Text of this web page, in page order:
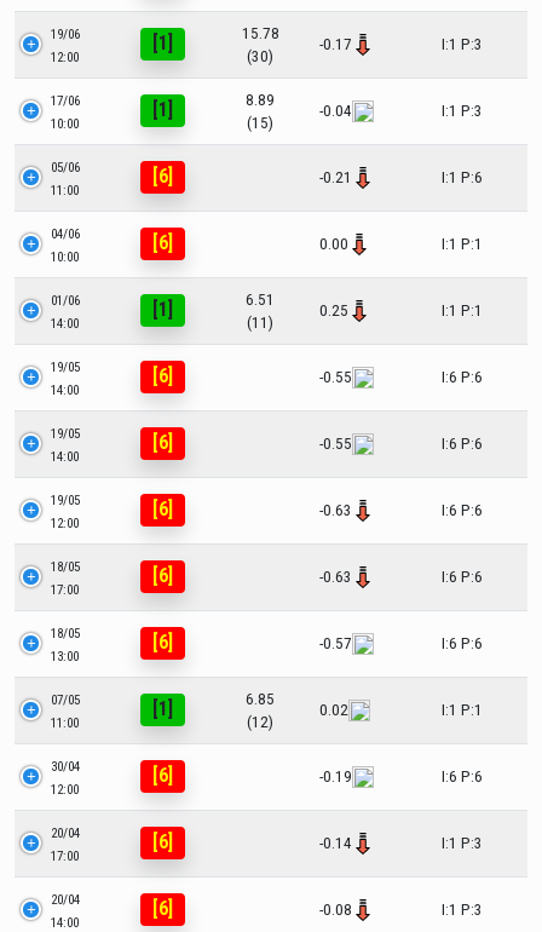
19/06
12:00
[1]
15.78
(30)
-0.17 I:1 P:3
17/06
10:00
[1]
8.89
(15)
-0.04 I:1 P:3
05/06
11:00
[6] -0.21 I:1 P:6
04/06
10:00
[6] 0.00 I:1 P:1
01/06
14:00
[1]
6.51
(11)
0.25 I:1 P:1
19/05
14:00
[6] -0.55 I:6 P:6
19/05
14:00
[6] -0.55 I:6 P:6
19/05
12:00
[6] -0.63 I:6 P:6
18/05
17:00
[6] -0.63 I:6 P:6
18/05
13:00
[6] -0.57 I:6 P:6
07/05
11:00
[1]
6.85
(12)
0.02 I:1 P:1
30/04
12:00
[6] -0.19 I:6 P:6
20/04
17:00
[6] -0.14 I:1 P:3
20/04
14:00
[6] -0.08 I:1 P:3